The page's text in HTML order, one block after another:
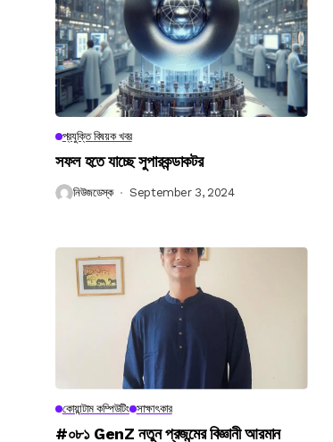
প্রযুক্তি বিষয়ক খবর
সফল হতে যাচ্ছে সুপারকন্ডাকটর
নিউজডেস্ক September 3, 2024
কোয়ান্টাম কম্পিউটিং সাক্ষাৎকার
#০৮১ GenZ নতুন প্রজন্মের বিজ্ঞানী আরমান